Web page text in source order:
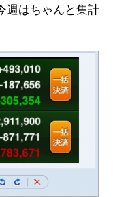
週はちゃんと集計